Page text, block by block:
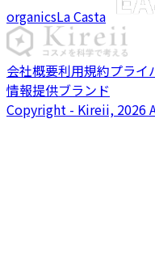
organicsLa Casta
会社概要利用規約プライ
情報提供ブランド
Copyright - Kireii, 2026